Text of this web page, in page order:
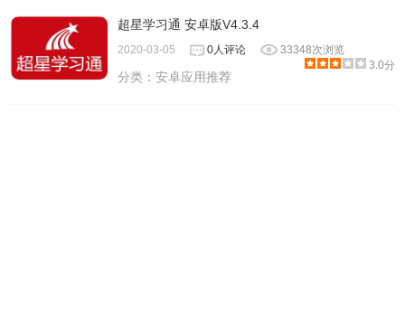
超星学习通 安卓版V4.3.4
2020-03-05 0人评论
33348次浏览
3.0分
分类：安卓应用推荐